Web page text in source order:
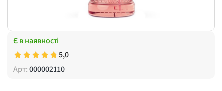
Є в наявності
5,0
Арт:000002110